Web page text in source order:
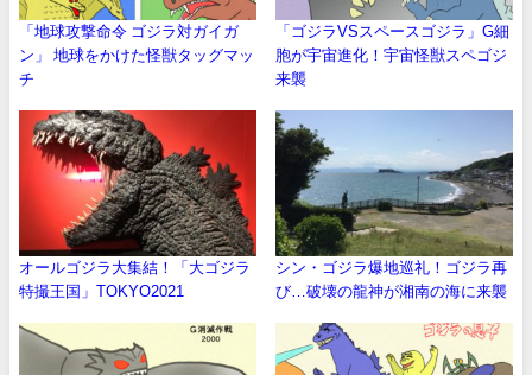
「地球攻撃命令 ゴジラ対ガイガ
ン」 地球をかけた怪獣タッグマッ
チ
「ゴジラVSスペースゴジラ」G細
胞が宇宙進化！宇宙怪獣スペゴジ
来襲
オールゴジラ大集結！「大ゴジラ
特撮王国」TOKYO2021
シン・ゴジラ爆地巡礼！ゴジラ再
び…破壊の龍神が湘南の海に来襲